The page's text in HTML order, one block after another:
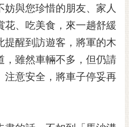
妨與您珍惜的朋友、家人
花、吃美食，來一趟舒緩
提醒到訪遊客，將軍的木
，雖然車輛不多，但仍請
注意安全，將車子停妥再